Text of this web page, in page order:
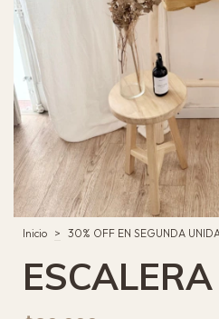
Inicio > 30% OFF EN SEGUNDA